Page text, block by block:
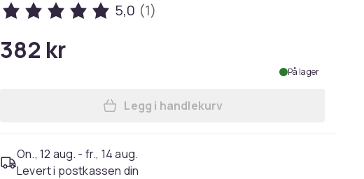
5,0 (1)
382 kr
På lager
Legg Skurebørster for drill /
Legg i handlekurv
On., 12 aug. - fr., 14 aug.
Levert i postkassen din